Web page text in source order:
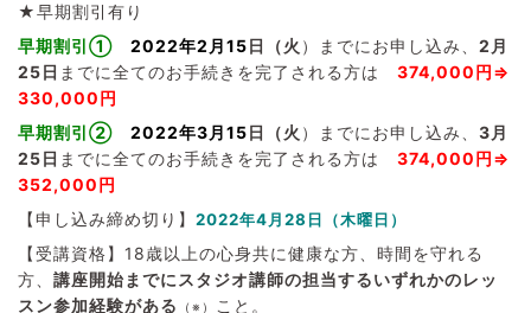
★早期割引有り
早期割引①
2022年2月15日（火 ）までにお申し込み、 2 月
25日 までに全てのお手続きを完了される方は 374,000円⇒
330,000円
早期割引②
2022年3月15日（火 ）までにお申し込み、 3 月
25日 までに全てのお手続きを完了される方は 374,000円⇒
352,000円
【申し込み締め切り】 2022年4月28日（木曜日）
【受講資格】18歳以上の心身共に健康な方、時間を守れる
方、 講座開始までにスタジオ講師の担当するいずれかのレッ
スン参加経験がある
（※） こと。